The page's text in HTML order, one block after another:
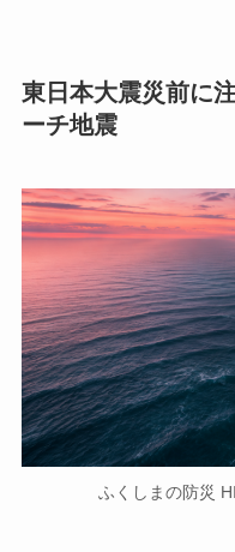
東日本大震災前に
ーチ地震
ふくしまの防災